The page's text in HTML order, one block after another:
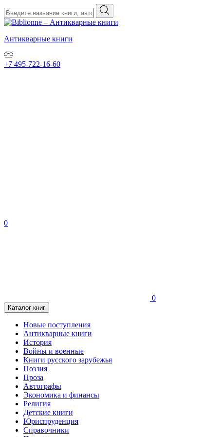
Антикварные книги
+7 495-722-16-60
0
0
Каталог книг
Новые поступления
Антикварные книги
История
Войны и военные
Книги русского зарубежья
Поэзия
Проза
Автографы
Экономика и финансы
Религия
Детские книги
Юриспруденция
Справочники